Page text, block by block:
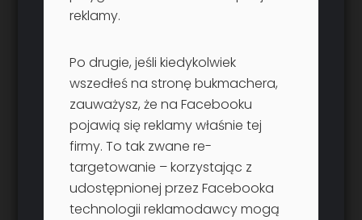
reklamy.
Po drugie, jeśli kiedykolwiek
wszedłeś na stronę bukmachera,
zauważysz, że na Facebooku
pojawią się reklamy właśnie tej
firmy. To tak zwane re-
targetowanie – korzystając z
udostępnionej przez Facebooka
technologii reklamodawcy mogą